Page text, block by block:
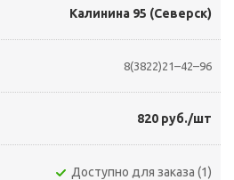
Калинина 95 (Северск)
8(3822)21–42–96
820 руб./шт
Доступно для заказа (1)